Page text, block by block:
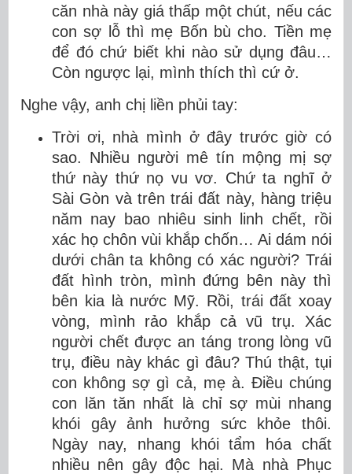
căn nhà này giá thấp một chút, nếu các
con sợ lỗ thì mẹ Bốn bù cho. Tiền mẹ
để đó chứ biết khi nào sử dụng đâu…
Còn ngược lại, mình thích thì cứ ở.
Nghe vậy, anh chị liền phủi tay:
Trời ơi, nhà mình ở đây trước giờ có
sao. Nhiều người mê tín mộng mị sợ
thứ này thứ nọ vu vơ. Chứ ta nghĩ ở
Sài Gòn và trên trái đất này, hàng triệu
năm nay bao nhiêu sinh linh chết, rồi
xác họ chôn vùi khắp chốn… Ai dám nói
dưới chân ta không có xác người? Trái
đất hình tròn, mình đứng bên này thì
bên kia là nước Mỹ. Rồi, trái đất xoay
vòng, mình rảo khắp cả vũ trụ. Xác
người chết được an táng trong lòng vũ
trụ, điều này khác gì đâu? Thú thật, tụi
con không sợ gì cả, mẹ à. Điều chúng
con lăn tăn nhất là chỉ sợ mùi nhang
khói gây ảnh hưởng sức khỏe thôi.
Ngày nay, nhang khói tẩm hóa chất
nhiều nên gây độc hại. Mà nhà Phục